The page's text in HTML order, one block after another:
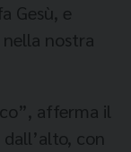
Gesù, e
nostra
afferma il
con